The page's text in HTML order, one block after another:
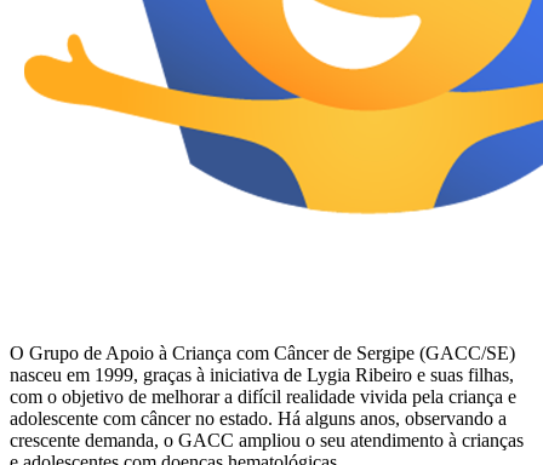
O Grupo de Apoio à Criança com Câncer de Sergipe (GACC/SE)
nasceu em 1999, graças à iniciativa de Lygia Ribeiro e suas filhas,
com o objetivo de melhorar a difícil realidade vivida pela criança e
adolescente com câncer no estado. Há alguns anos, observando a
crescente demanda, o GACC ampliou o seu atendimento à crianças